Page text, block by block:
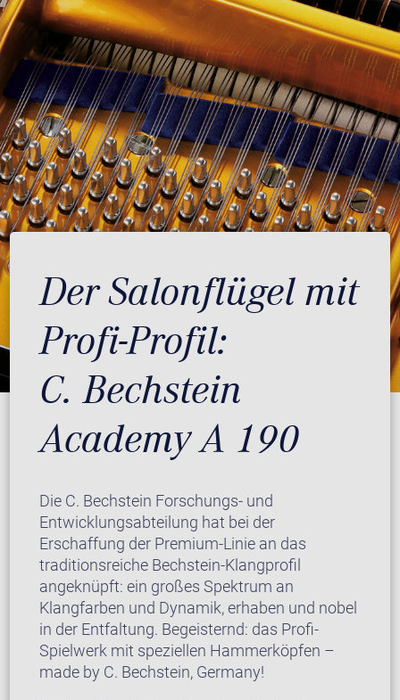
Der Salonflügel mit
Profi-Profil:
C. Bechstein
Academy A 190
Die C. Bechstein Forschungs- und
Entwicklungsabteilung hat bei der
Erschaffung der Premium-Linie an das
traditionsreiche Bechstein-Klangprofil
angeknüpft: ein großes Spektrum an
Klangfarben und Dynamik, erhaben und nobel
in der Entfaltung. Begeisternd: das Profi-
Spielwerk mit speziellen Hammerköpfen –
made by C. Bechstein, Germany!